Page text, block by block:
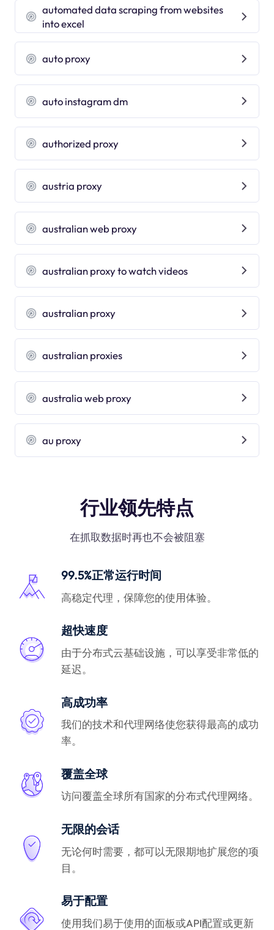
automated data scraping from websites
into excel
auto proxy
auto instagram dm
authorized proxy
austria proxy
australian web proxy
australian proxy to watch videos
australian proxy
australian proxies
australia web proxy
au proxy
行业领先特点
在抓取数据时再也不会被阻塞
99.5%正常运行时间
高稳定代理，保障您的使用体验。
超快速度
由于分布式云基础设施，可以享受非常低的
延迟。
高成功率
我们的技术和代理网络使您获得最高的成功
率。
覆盖全球
访问覆盖全球所有国家的分布式代理网络。
无限的会话
无论何时需要，都可以无限期地扩展您的项
目。
易于配置
使用我们易于使用的面板或API配置或更新